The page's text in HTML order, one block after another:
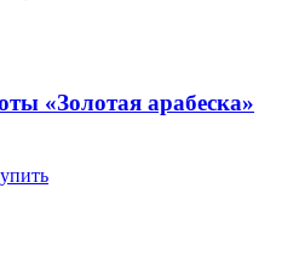
«Золотая арабеска»